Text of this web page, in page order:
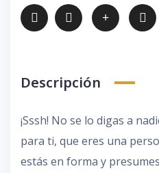
Descripción
¡Sssh! No se lo digas a
para ti, que eres una
estás en forma y